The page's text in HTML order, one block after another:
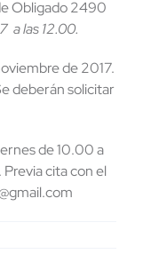
Obligado 2490
a las 12.00.
de 2017.
deberán solicitar
de 10.00 a
cita con el